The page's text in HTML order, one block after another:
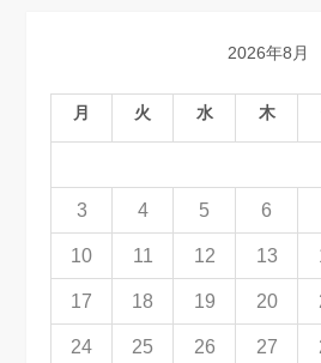
2026年8月
月 火 水 木
3 4 5 6
10 11 12 13
17 18 19 20
24 25 26 27